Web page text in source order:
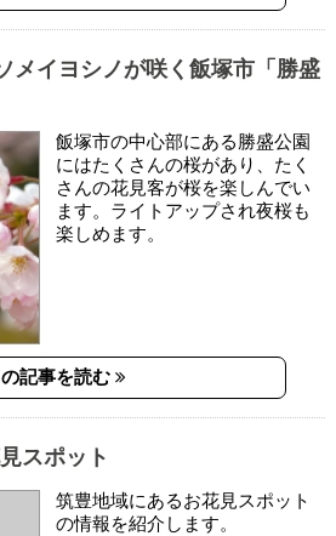
メイヨシノが咲く飯塚市「勝盛
飯塚市の中心部にある勝盛公園
にはたくさんの桜があり、たく
さんの花見客が桜を楽しんでい
ます。ライトアップされ夜桜も
楽しめます。
記事を読む
スポット
筑豊地域にあるお花見スポット
の情報を紹介します。